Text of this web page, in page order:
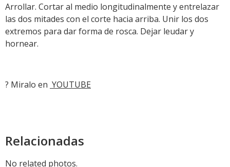
Arrollar. Cortar al medio longitudinalmente y entrelazar
las dos mitades con el corte hacia arriba. Unir los dos
extremos para dar forma de rosca. Dejar leudar y
hornear.
? Miralo en YOUTUBE
Relacionadas
No related photos.